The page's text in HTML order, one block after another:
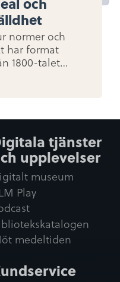
normer och
har format
1800-talet…
tjänster
upplevelser
museum
Play
medeltiden